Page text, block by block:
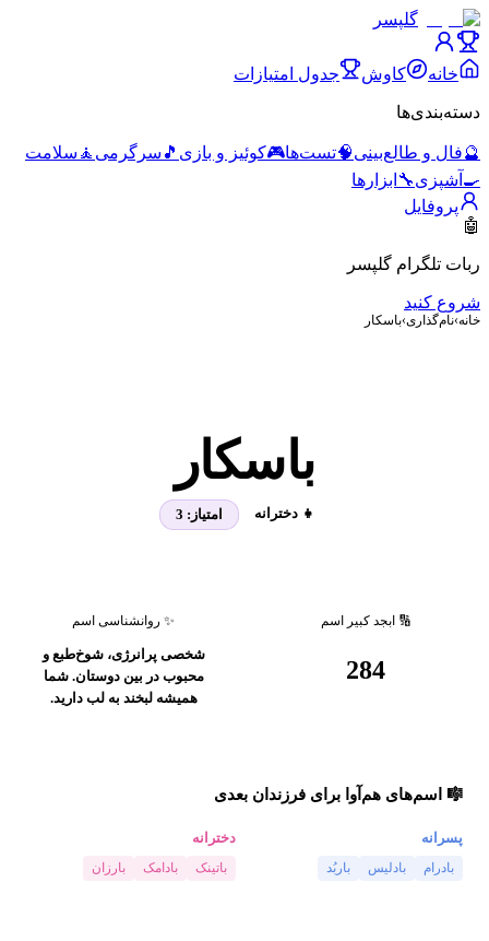
گلپسر
خانه کاوش جدول امتیازات
دسته‌بندی‌ها
🔮فال و طالع‌بینی🧠تست‌ها🎮کوئیز و بازی 🎵 سرگرمی 🧘 سلامت
🍳 آشپزی🔧 ابزارها
پروفایل
🤖
ربات تلگرام گلپسر
شروع کنید
خانه›نام‌گذاری›باسکار
باسکار
👧 دخترانه امتیاز: 3
🔢 ابجد کبیر اسم
284
✨ روانشناسی اسم
شخصی پرانرژی، شوخ‌طبع و
محبوب در بین دوستان. شما
همیشه لبخند به لب دارید.
🎼 اسم‌های هم‌آوا برای فرزندان بعدی
پسرانه
بادرام بادلیس باربُد
دخترانه
باتینک بادامک بارزان